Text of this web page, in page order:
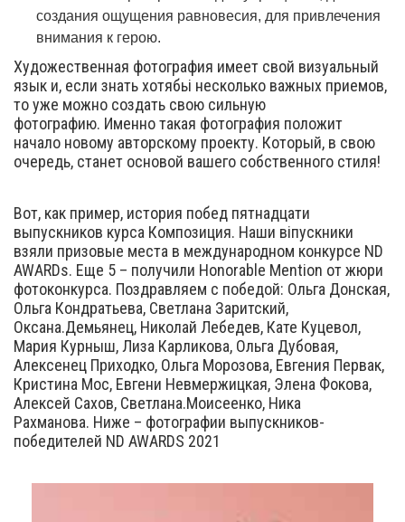
создания ощущения равновесия, для привлечения
внимания к герою.
Художественная фотография имеет свой визуальный
язык и, если знать хотябьі несколько важных приемов,
то уже можно создать свою сильную
фотографию. Именно такая фотография положит
начало новому авторскому проекту. Который, в свою
очередь, станет основой вашего собственного стиля!
Вот, как пример, история побед пятнадцати
выпускников курса Композиция. Наши віпускники
взяли призовые места в международном конкурсе ND
AWARDs. Еще 5 – получили Honorable Mention от жюри
фотоконкурса. Поздравляем с победой: Ольга Донская,
Ольга Кондратьева, Светлана Заритский,
Оксана.Демьянец, Николай Лебедев, Кате Куцевол,
Мария Курныш, Лиза Карликова, Ольга Дубовая,
Алексенец Приходко, Ольга Морозова, Евгения Первак,
Кристина Мос, Евгени Невмержицкая, Элена Фокова,
Алексей Сахов, Светлана.Моисеенко, Ника
Рахманова. Ниже – фотографии выпускников-
победителей ND AWARDS 2021